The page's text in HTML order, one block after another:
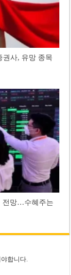
사, 유망 종목
전망…수혜주는
합니다.